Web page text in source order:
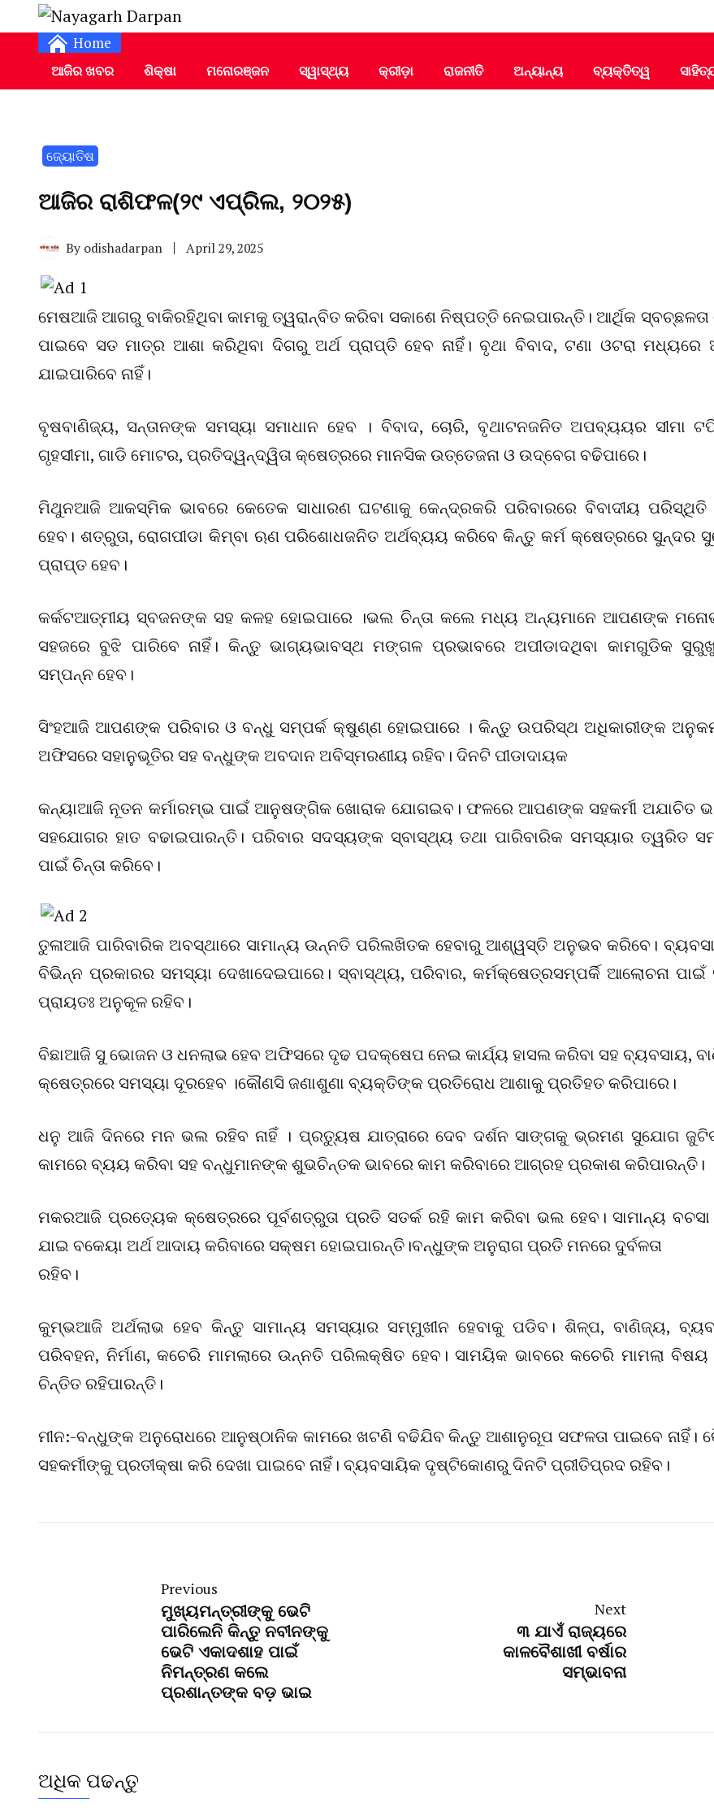
Nayagarh Darpan
Daily Odia News
Home
ଆଜିର ଖବର ଶିକ୍ଷା ମନୋରଞ୍ଜନ ସ୍ୱାସ୍ଥ୍ୟ କ୍ରୀଡ଼ା ରାଜନୀତି ଅନ୍ୟାନ୍ୟ ବ୍ୟକ୍ତିତ୍ୱ
ଜ୍ୟୋତିଷ
ଆଜିର ରାଶିଫଳ(୨୯ ଏପ୍ରିଲ, ୨୦୨୫)
By odishadarpan April 29, 2025
ମେଷଆଜି ଆଗରୁ ବାକିରହିଥିବା କାମକୁ ତ୍ୱରାନ୍ବିତ କରିବା ସକାଶେ ନିଷ୍ପତ୍ତି ନେଇପାରନ୍ତି। ଆର୍ଥିକ
ପାଇବେ ସତ ମାତ୍ର ଆଶା କରିଥିବା ଦିଗରୁ ଅର୍ଥ ପ୍ରାପ୍ତି ହେବ ନାହିଁ। ବୃଥା ବିବାଦ, ଟଣା ଓଟରା
ଯାଇପାରିବେ ନାହିଁ।
ବୃଷବାଣିଜ୍ୟ, ସନ୍ତାନଙ୍କ ସମସ୍ୟା ସମାଧାନ ହେବ । ବିବାଦ, ଚୋରି, ବୃଥାଟନଜନିତ ଅପବ୍ୟୟର ସୀମା
ଗୃହସୀମା, ଗାଡି ମୋଟର, ପ୍ରତିଦ୍ୱନ୍ଦ୍ୱିତା କ୍ଷେତ୍ରରେ ମାନସିକ ଉତ୍ତେଜନା ଓ ଉଦ୍‌ବେଗ ବଢିପାରେ।
ମିଥୁନଆଜି ଆକସ୍ମିକ ଭାବରେ କେତେକ ସାଧାରଣ ଘଟଣାକୁ କେନ୍ଦ୍ରକରି ପରିବାରରେ ବିବାଦୀୟ ପରିସ୍ଥିତି
ହେବ। ଶତ୍ରୁତା, ରୋଗପୀଡା କିମ୍ବା ଋଣ ପରିଶୋଧଜନିତ ଅର୍ଥବ୍ୟୟ କରିବେ କିନ୍ତୁ କର୍ମ କ୍ଷେତ୍ରରେ ସୁନ୍ଦର
ପ୍ରାପ୍ତ ହେବ।
କର୍କଟଆତ୍ମୀୟ ସ୍ବଜନଙ୍କ ସହ କଳହ ହୋଇପାରେ ।ଭଲ ଚିନ୍ତା କଲେ ମଧ୍ୟ ଅନ୍ୟମାନେ ଆପଣଙ୍କ
ସହଜରେ ବୁଝି ପାରିବେ ନାହିଁ। କିନ୍ତୁ ଭାଗ୍ୟଭାବସ୍ଥ ମଙ୍ଗଳ ପ୍ରଭାବରେ ଅପୀଡାଦଥିବା କାମଗୁଡିକ
ସମ୍ପନ୍ନ ହେବ।
ସିଂହଆଜି ଆପଣଙ୍କ ପରିବାର ଓ ବନ୍ଧୁ ସମ୍ପର୍କ କ୍ଷୁଣ୍ଣ ହୋଇପାରେ । କିନ୍ତୁ ଉପରିସ୍ଥ ଅଧିକାରୀଙ୍କ
ଅଫିସରେ ସହାନୁଭୂତିର ସହ ବନ୍ଧୁଙ୍କ ଅବଦାନ ଅବିସ୍ମରଣୀୟ ରହିବ। ଦିନଟି ପୀଡାଦାୟକ
କନ୍ୟାଆଜି ନୂତନ କର୍ମାରମ୍ଭ ପାଇଁ ଆନୁଷଙ୍ଗିକ ଖୋରାକ ଯୋଗଇବ। ଫଳରେ ଆପଣଙ୍କ ସହକର୍ମୀ ଅଯାଚିତ
ସହଯୋଗର ହାତ ବଢାଇପାରନ୍ତି। ପରିବାର ସଦସ୍ୟଙ୍କ ସ୍ବାସ୍ଥ୍ୟ ତଥା ପାରିବାରିକ ସମସ୍ୟାର ତ୍ୱରିତ
ପାଇଁ ଚିନ୍ତା କରିବେ।
ତୁଳାଆଜି ପାରିବାରିକ ଅବସ୍ଥାରେ ସାମାନ୍ୟ ଉନ୍ନତି ପରିଲଖିତକ ହେବାରୁ ଆଶ୍ୱସ୍ତି ଅନୁଭବ କରିବେ।
ବିଭିନ୍ନ ପ୍ରକାରର ସମସ୍ୟା ଦେଖାଦେଇପାରେ। ସ୍ବାସ୍ଥ୍ୟ, ପରିବାର, କର୍ମକ୍ଷେତ୍ରସମ୍ପର୍କି ଆଲୋଚନା
ପ୍ରାୟତଃ ଅନୁକୂଳ ରହିବ।
ବିଛାଆଜି ସୁ ଭୋଜନ ଓ ଧନଲାଭ ହେବ ଅଫିସରେ ଦୃଢ ପଦକ୍ଷେପ ନେଇ କାର୍ଯ୍ୟ ହାସଲ କରିବା ସହ ବ୍ୟବସାୟ,
କ୍ଷେତ୍ରରେ ସମସ୍ୟା ଦୂରହେବ ।କୌଣସି ଜଣାଶୁଣା ବ୍ୟକ୍ତିଙ୍କ ପ୍ରତିରୋଧ ଆଶାକୁ ପ୍ରତିହତ କରିପାରେ।
ଧନୁ ଆଜି ଦିନରେ ମନ ଭଲ ରହିବ ନାହିଁ । ପ୍ରତ୍ୟୁଷ ଯାତ୍ରାରେ ଦେବ ଦର୍ଶନ ସାଙ୍ଗକୁ ଭ୍ରମଣ ସୁଯୋଗ
କାମରେ ବ୍ୟୟ କରିବା ସହ ବନ୍ଧୁମାନଙ୍କ ଶୁଭଚିନ୍ତକ ଭାବରେ କାମ କରିବାରେ ଆଗ୍ରହ ପ୍ରକାଶ କରିପାରନ୍ତି।
ମକରଆଜି ପ୍ରତ୍ୟେକ କ୍ଷେତ୍ରରେ ପୂର୍ବଶତ୍ରୁତା ପ୍ରତି ସତର୍କ ରହି କାମ କରିବା ଭଲ ହେବ। ସାମାନ୍ୟ
ଯାଇ ବକେୟା ଅର୍ଥ ଆଦାୟ କରିବାରେ ସକ୍ଷମ ହୋଇପାରନ୍ତି।ବନ୍ଧୁଙ୍କ ଅନୁରାଗ ପ୍ରତି ମନରେ ଦୁର୍ବଳତା
ରହିବ।
କୁମ୍ଭଆଜି ଅର୍ଥଲାଭ ହେବ କିନ୍ତୁ ସାମାନ୍ୟ ସମସ୍ୟାର ସମ୍ମୁଖୀନ ହେବାକୁ ପଡିବ। ଶିଳ୍ପ, ବାଣିଜ୍ୟ,
ପରିବହନ, ନିର୍ମାଣ, କଚେରି ମାମଲାରେ ଉନ୍ନତି ପରିଲକ୍ଷିତ ହେବ। ସାମୟିକ ଭାବରେ କଚେରି ମାମଲା
ଚିନ୍ତିତ ରହିପାରନ୍ତି।
ମୀନ:-ବନ୍ଧୁଙ୍କ ଅନୁରୋଧରେ ଆନୁଷ୍ଠାନିକ କାମରେ ଖଟଣି ବଢିଯିବ କିନ୍ତୁ ଆଶାନୁରୂପ ସଫଳତା ପାଇବେ ନାହିଁ।
ସହକର୍ମୀଙ୍କୁ ପ୍ରତୀକ୍ଷା କରି ଦେଖା ପାଇବେ ନାହିଁ। ବ୍ୟବସାୟିକ ଦୃଷ୍ଟିକୋଣରୁ ଦିନଟି ପ୍ରୀତିପ୍ରଦ ରହିବ।
Previous
ମୁଖ୍ୟମନ୍ତ୍ରୀଙ୍କୁ ଭେଟି
ପାରିଲେନି କିନ୍ତୁ ନବୀନଙ୍କୁ
ଭେଟି ଏକାଦଶାହ ପାଇଁ
ନିମନ୍ତ୍ରଣ କଲେ
ପ୍ରଶାନ୍ତଙ୍କ ବଡ଼ ଭାଇ
Next
୩ ଯାଏଁ ରାଜ୍ୟରେ
କାଳବୈଶାଖୀ ବର୍ଷାର
ସମ୍ଭାବନା
ଅଧିକ ପଢନ୍ତୁ